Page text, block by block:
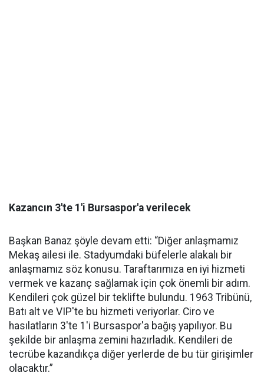
Kazancın 3'te 1'i Bursaspor'a verilecek
Başkan Banaz şöyle devam etti: “Diğer anlaşmamız
Mekaş ailesi ile. Stadyumdaki büfelerle alakalı bir
anlaşmamız söz konusu. Taraftarımıza en iyi hizmeti
vermek ve kazanç sağlamak için çok önemli bir adım.
Kendileri çok güzel bir teklifte bulundu. 1963 Tribünü,
Batı alt ve VIP'te bu hizmeti veriyorlar. Ciro ve
hasılatların 3'te 1'i Bursaspor'a bağış yapılıyor. Bu
şekilde bir anlaşma zemini hazırladık. Kendileri de
tecrübe kazandıkça diğer yerlerde de bu tür girişimler
olacaktır.”